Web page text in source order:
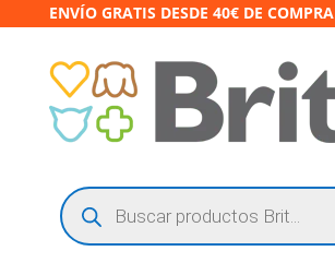
ENVÍO GRATIS DESDE 40€ DE COMPRA
Búsqueda
de
productos